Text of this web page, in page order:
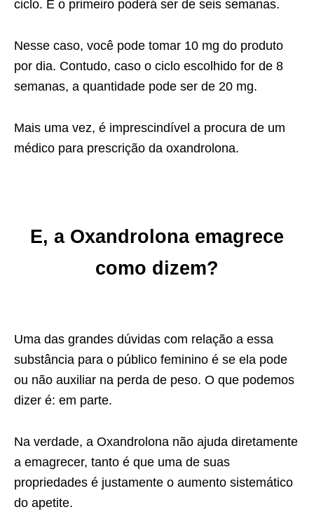
ciclo. E o primeiro poderá ser de seis semanas.
Nesse caso, você pode tomar 10 mg do produto
por dia. Contudo, caso o ciclo escolhido for de 8
semanas, a quantidade pode ser de 20 mg.
Mais uma vez, é imprescindível a procura de um
médico para prescrição da oxandrolona.
E, a Oxandrolona emagrece
como dizem?
Uma das grandes dúvidas com relação a essa
substância para o público feminino é se ela pode
ou não auxiliar na perda de peso. O que podemos
dizer é: em parte.
Na verdade, a Oxandrolona não ajuda diretamente
a emagrecer, tanto é que uma de suas
propriedades é justamente o aumento sistemático
do apetite.